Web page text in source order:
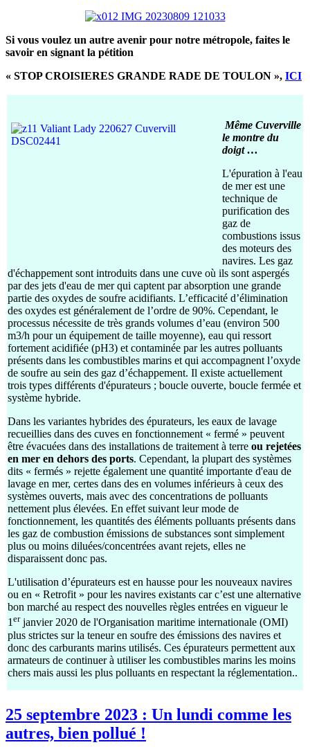
Si vous voulez un autre avenir pour notre métropole, faites le
savoir en signant la pétition
« STOP CROISIERES GRANDE RADE DE TOULON », ICI
Même Cuverville
le montre du
doigt …
L'épuration à l'eau
de mer est une
technique de
purification des
gaz de
combustions issus
des moteurs des
navires. Les gaz
d'échappement sont introduits dans une cuve où ils sont aspergés
par des jets d'eau de mer qui captent par absorption une grande
partie des oxydes de soufre acidifiants. L’efficacité d’élimination
des oxydes est généralement de l’ordre de 90%. Cependant, le
processus nécessite de très grands volumes d’eau (environ 500
m3/h pour un équipement de taille moyenne), eau qui ressort
fortement acidifiée (pH3) et contaminée par les autres polluants
présents dans les combustibles marins et qui accompagnent l’oxyde
de soufre au sein des gaz d’échappement. Il existe actuellement
trois types différents d'épurateurs ; boucle ouverte, boucle fermée et
système hybride.
Dans les variantes hybrides des épurateurs, les eaux de lavage
recueillies dans des cuves en fonctionnement « fermé » peuvent
être évacuées dans des installations de traitement à terre ou rejetées
en mer en dehors des ports. Cependant, la plupart des systèmes
dits « fermés » rejette également une quantité importante d'eau de
lavage en mer, certes dans des en volumes inférieurs à ceux des
systèmes ouverts, mais avec des concentrations de polluants
nettement plus élevées. En effet suivant leur mode de
fonctionnement, les quantités des éléments polluants présents dans
les gaz de combustion émissions de substances sont simplement
plus ou moins diluées/concentrées avant rejets, elles ne
disparaissent donc pas.
L'utilisation d’épurateurs est en hausse pour les nouveaux navires
ou en « Retrofit » pour les navires existants car c’est une alternative
bon marché au respect des nouvelles règles entrées en vigueur le
1erjanvier 2020 de l'Organisation maritime internationale (OMI)
plus strictes sur la teneur en soufre des émissions des navires et
donc des carburants marins utilisés. Ces épurateurs permettent aux
armateurs de continuer à utiliser les combustibles marins les moins
chers mais aussi les plus polluants en respectant la réglementation..
25 septembre 2023 : Un lundi comme les
autres, bien pollué !